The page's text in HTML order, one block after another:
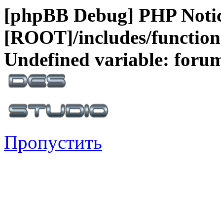
[phpBB Debug] PHP
[ROOT]/includes/
Undefined variable:
Пропустить